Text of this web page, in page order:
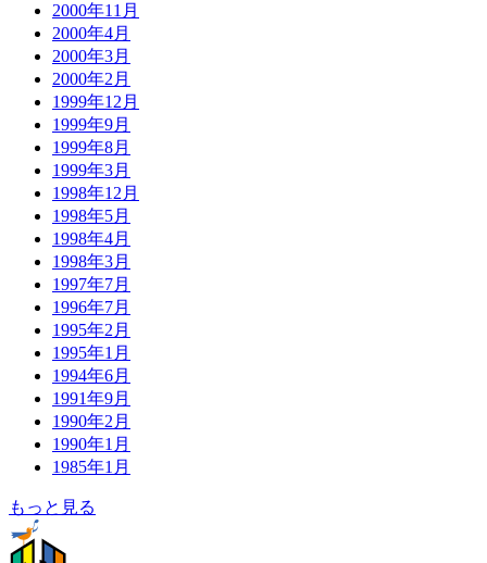
2000年11月
2000年4月
2000年3月
2000年2月
1999年12月
1999年9月
1999年8月
1999年3月
1998年12月
1998年5月
1998年4月
1998年3月
1997年7月
1996年7月
1995年2月
1995年1月
1994年6月
1991年9月
1990年2月
1990年1月
1985年1月
もっと見る